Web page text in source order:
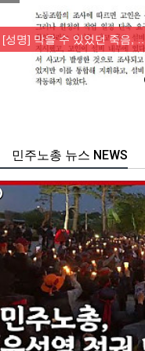
[성명] 막을 수 있었던 죽음, …
주노총 뉴스 NEWS